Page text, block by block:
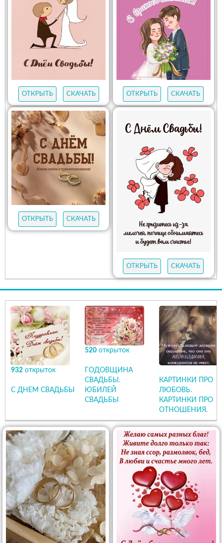
ОТКРЫТЬ СКАЧАТЬ ОТКРЫТЬ СКАЧАТЬ
ОТКРЫТЬ СКАЧАТЬ
ОТКРЫТЬ СКАЧАТЬ
932открыток
С ДНЕМ СВАДЬБЫ
520 открыток
ГОДОВЩИНА
СВАДЬБЫ.
ЮБИЛЕЙ
СВАДЬБЫ
КАРТИНКИ ПРО
ЛЮБОВЬ.
КАРТИНКИ ПРО
ОТНОШЕНИЯ.